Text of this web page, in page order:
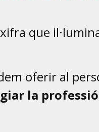
que
oferir al
la